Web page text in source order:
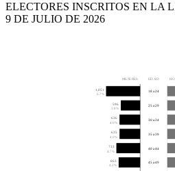
ELECTORES INSCRITOS EN LA
9 DE JULIO DE 2026
MUJERES EDAD
1,051
6.7%
18 a 24
596
3.8%
25 a 29
636
4.0%
30 a 34
635
4.0%
35 a 39
733
4.7%
40 a 44
663
4.2%
45 a 49